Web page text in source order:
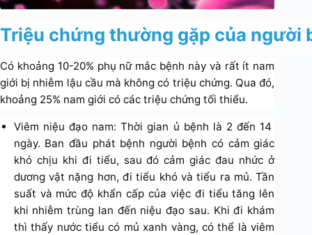
Triệu chứng thường gặp của người
Có khoảng 10-20% phụ nữ mắc bệnh này và rất ít nam
giới bị nhiễm lậu cầu mà không có triệu chứng. Qua đó,
khoảng 25% nam giới có các triệu chứng tối thiểu.
Viêm niệu đạo nam: Thời gian ủ bệnh là 2 đến 14
ngày. Ban đầu phát bệnh người bệnh có cảm giác
khó chịu khi đi tiểu, sau đó cảm giác đau nhức ở
dương vật nặng hơn, đi tiểu khó và tiểu ra mủ. Tần
suất và mức độ khẩn cấp của việc đi tiểu tăng lên
khi nhiễm trùng lan đến niệu đạo sau. Khi đi khám
thì thấy nước tiểu có mủ xanh vàng, có thể là viêm